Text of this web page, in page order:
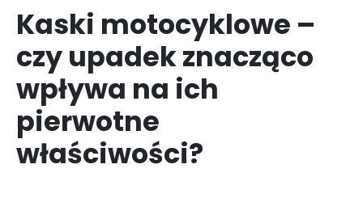
Kaski motocyklowe –
czy upadek znacząco
wpływa na ich
pierwotne
właściwości?